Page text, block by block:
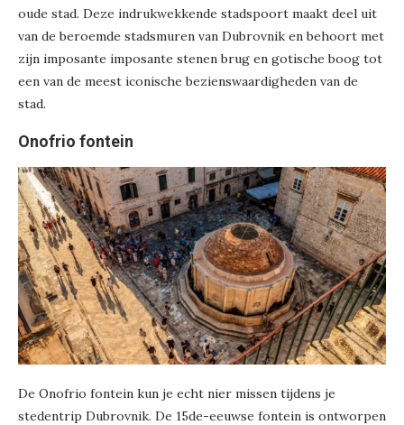
oude stad. Deze indrukwekkende stadspoort maakt deel uit
van de beroemde stadsmuren van Dubrovnik en behoort met
zijn imposante imposante stenen brug en gotische boog tot
een van de meest iconische bezienswaardigheden van de
stad.
Onofrio fontein
De Onofrio fontein kun je echt nier missen tijdens je
stedentrip Dubrovnik. De 15de-eeuwse fontein is ontworpen